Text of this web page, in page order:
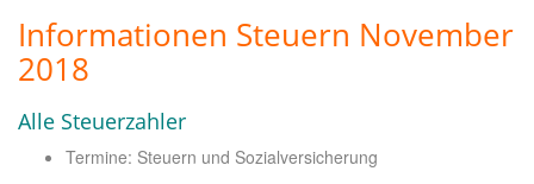
Informationen Steuern November
2018
Alle Steuerzahler
Termine: Steuern und Sozialversicherung